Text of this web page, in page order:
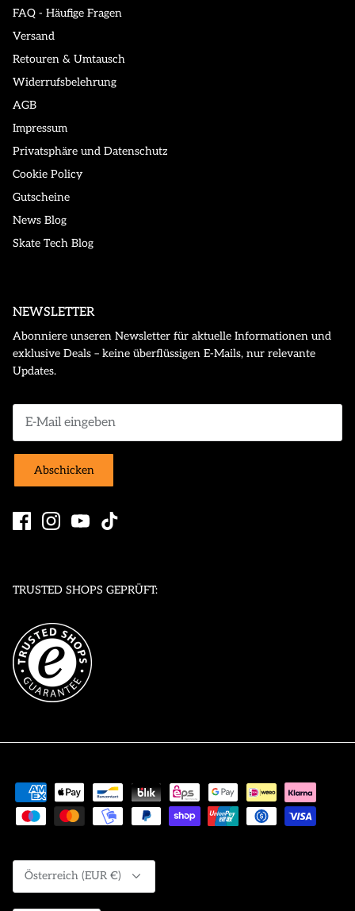
FAQ - Häufige Fragen
Versand
Retouren & Umtausch
Widerrufsbelehrung
AGB
Impressum
Privatsphäre und Datenschutz
Cookie Policy
Gutscheine
News Blog
Skate Tech Blog
NEWSLETTER
Abonniere unseren Newsletter für aktuelle Informationen und
exklusive Deals – keine überflüssigen E-Mails, nur relevante
Updates.
Abschicken
TRUSTED SHOPS GEPRÜFT:
Währung
Österreich (EUR €)